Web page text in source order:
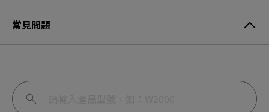
常見問題